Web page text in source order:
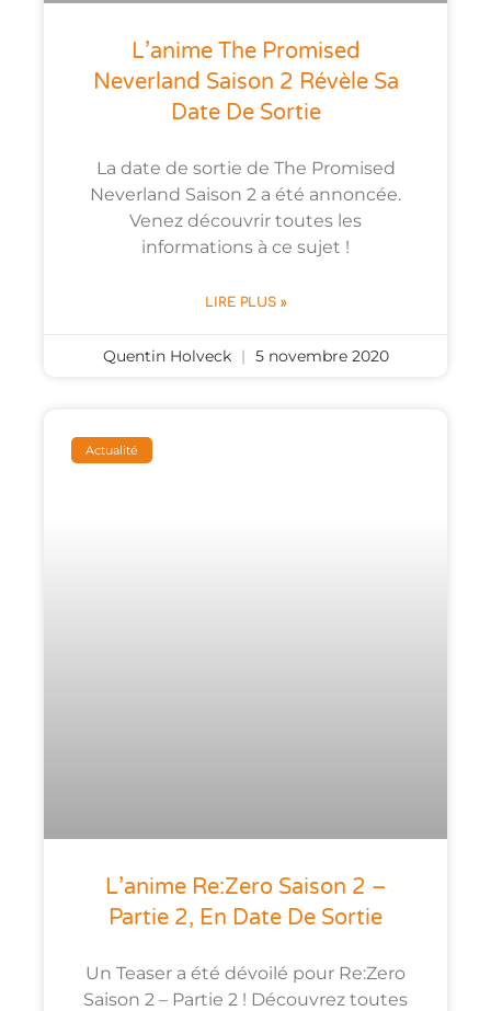
L’anime The Promised
Neverland Saison 2 Révèle Sa
Date De Sortie
La date de sortie de The Promised
Neverland Saison 2 a été annoncée.
Venez découvrir toutes les
informations à ce sujet !
LIRE PLUS »
Quentin Holveck 5 novembre 2020
Actualité
L’anime Re:Zero Saison 2 –
Partie 2, En Date De Sortie
Un Teaser a été dévoilé pour Re:Zero
Saison 2 – Partie 2 ! Découvrez toutes